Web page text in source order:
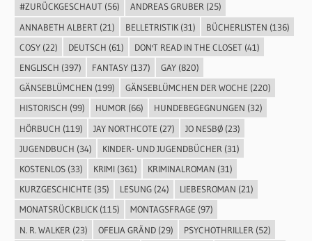
#ZURÜCKGESCHAUT(56) ANDREAS GRUBER(25)
ANNABETH ALBERT(21) BELLETRISTIK(31) BÜCHERLISTEN (136)
COSY(22) DEUTSCH (61) DON'T READ IN THE CLOSET(41)
ENGLISCH (397) FANTASY(137) GAY(820)
GÄNSEBLÜMCHEN (199) GÄNSEBLÜMCHEN DER WOCHE (220)
HISTORISCH (99) HUMOR(66) HUNDEBEGEGNUNGEN (32)
HÖRBUCH (119) JAY NORTHCOTE (27) JO NESBØ(23)
JUGENDBUCH (34) KINDER- UND JUGENDBÜCHER (31)
KOSTENLOS(33) KRIMI(361) KRIMINALROMAN (31)
KURZGESCHICHTE (35) LESUNG(24) LIEBESROMAN (21)
MONATSRÜCKBLICK(115) MONTAGSFRAGE (97)
N. R. WALKER (23) OFELIA GRÄND(29) PSYCHOTHRILLER (52)